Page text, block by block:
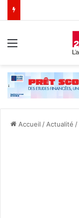
Accueil / Actualité /